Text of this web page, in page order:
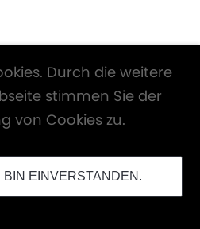
und zzgl.Versandkosten
Durch die weitere
stimmen Sie der
von Cookies zu.
BIN EINVERSTANDEN.